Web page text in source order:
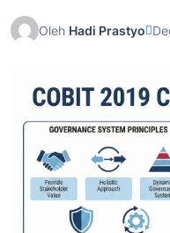
Oleh Hadi Prastyo